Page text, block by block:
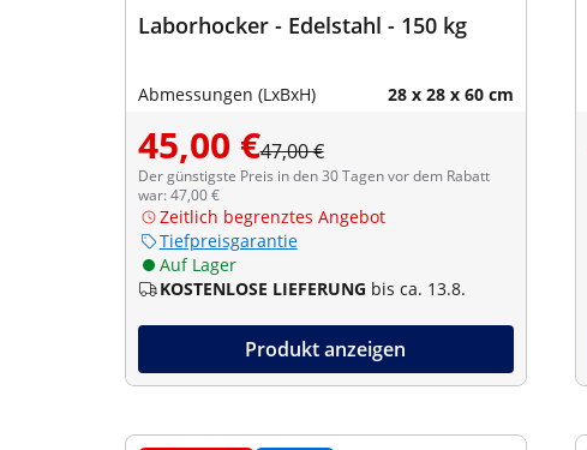
Laborhocker - Edelstahl - 150 kg
Abmessungen (LxBxH) 28 x 28 x 60 cm
45,00 €47,00 €
Der günstigste Preis in den 30 Tagen vor dem Rabatt
war: 47,00 €
Zeitlich begrenztes Angebot
Tiefpreisgarantie
Auf Lager
KOSTENLOSE LIEFERUNG bis ca. 13.8.
Produkt anzeigen